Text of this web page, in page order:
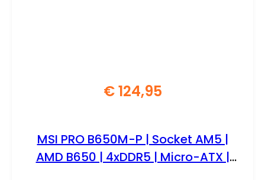
€124,95
MSI PRO B650M-P | Socket AM5 |
AMD B650 | 4xDDR5 | Micro-ATX |